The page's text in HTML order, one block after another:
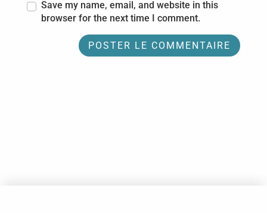
Save my name, email, and website in this
browser for the next time I comment.